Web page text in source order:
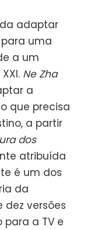
adaptar
uma
a um
Ne Zha
a
que precisa
a partir
dos
atribuída
é um dos
da
versões
a TV e